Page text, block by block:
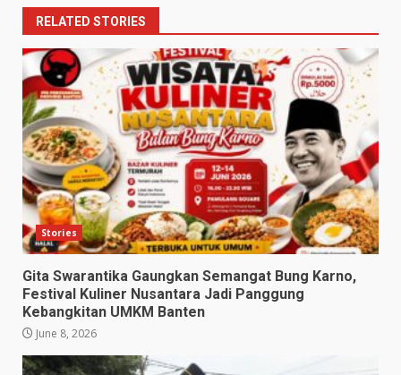
RELATED STORIES
Stories
Gita Swarantika Gaungkan Semangat Bung Karno,
Festival Kuliner Nusantara Jadi Panggung
Kebangkitan UMKM Banten
June 8, 2026